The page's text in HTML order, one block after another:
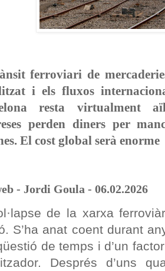
ferroviari de
i els fluxos
resta virtualment
perden diners per
El cost global serà enorme
- Jordi Goula - 06.02.2026
de la xarxa
S’ha anat coent durant
de temps i d’un
Després d’uns